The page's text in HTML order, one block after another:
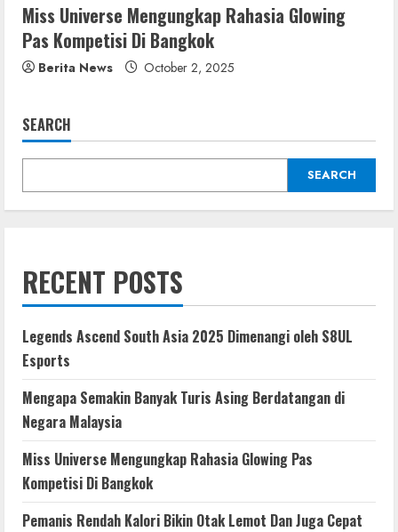
Miss Universe Mengungkap Rahasia Glowing
Pas Kompetisi Di Bangkok
Berita News October 2, 2025
SEARCH
SEARCH
RECENT POSTS
Legends Ascend South Asia 2025 Dimenangi oleh S8UL
Esports
Mengapa Semakin Banyak Turis Asing Berdatangan di
Negara Malaysia
Miss Universe Mengungkap Rahasia Glowing Pas
Kompetisi Di Bangkok
Pemanis Rendah Kalori Bikin Otak Lemot Dan Juga Cepat